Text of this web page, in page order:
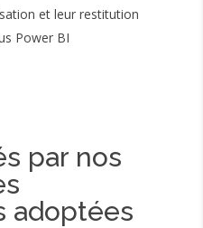
et leur restitution
Power BI
par nos
adoptées